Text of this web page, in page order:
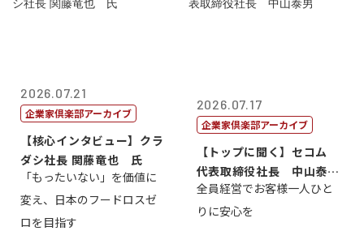
2026.07.21
企業家倶楽部アーカイブ
【核心インタビュー】クラ
ダシ社長 関藤竜也 氏
「もったいない」を価値に
変え、日本のフードロスゼ
ロを目指す
2026.07.17
企業家倶楽部アーカイブ
【トップに聞く】セコム
代表取締役社長 中山泰
男
全員経営でお客様一人ひと
りに安心を